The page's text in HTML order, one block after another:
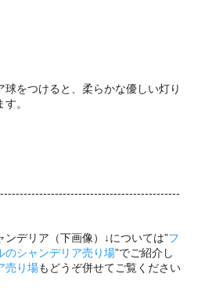
をつけると、柔らかな優しい灯り
。
デリア（下画像）↓については”フ
のシャンデリア売り場”でご紹介し
売り場もどうぞ併せてご覧ください